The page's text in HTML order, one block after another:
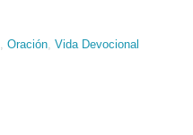
,Oración,Vida Devocional